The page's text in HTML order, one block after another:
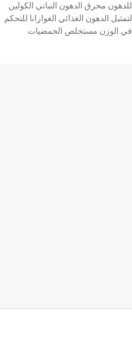
للدهون محرق الدهون النباتي الكولين
لتمثيل الدهون الغذائي الغوارانا للتحكم
في الوزن مستخلص الحمضيات